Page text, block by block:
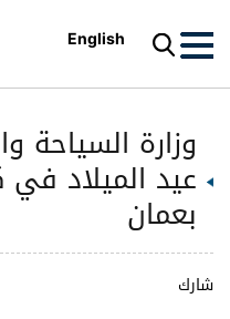
English
وزارة السياحة
عيد الميلاد
بعمان
شارك